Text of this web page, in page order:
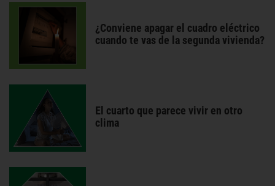
¿Conviene apagar el cuadro eléctrico
cuando te vas de la segunda vivienda?
El cuarto que parece vivir en otro
clima